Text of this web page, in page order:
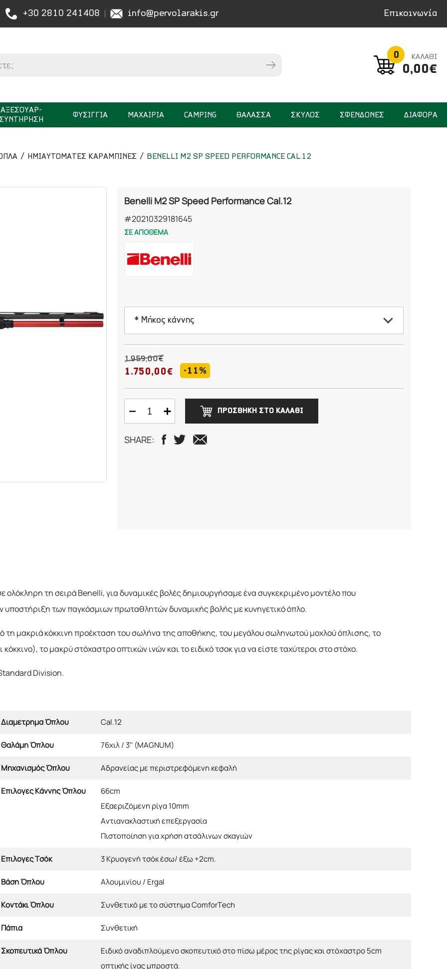
+30 2810 241408 info@pervolarakis.gr Επικοινωνία
0 ΚΑΛΑΘΙ
0,00€
ΑΞΕΣΟΥΑΡ-
ΦΥΣΙΓΓΙΑ ΜΑΧΑΙΡΙΑ CAMPING ΘΑΛΑΣΣΑ ΣΚΥΛΟΣ ΣΦΕΝΔΟΝΕΣ ΔΙΑΦΟΡΑ
ΗΜΙΑΥΤΟΜΑΤΕΣ ΚΑΡΑΜΠΙΝΕΣ BENELLI M2 SP SPEED PERFORMANCE CAL.12
Benelli M2 SP Speed Performance Cal.12
#20210329181645
ΣΕ ΑΠΟΘΕΜΑ
* Μήκος κάννης
61cm
66cm
1.959,00€
1.750,00€ -11%
ΠΡΟΣΘΗΚΗ ΣΤΟ ΚΑΛΑΘΙ
SHARE:
ολόκληρη τη σειρά Benelli, για δυναμικές βολές δημιουργήσαμε ένα συγκεκριμένο μοντέλο που
υποστήριξη των παγκόσμιων πρωταθλητών δυναμικής βολής με κυνηγετικό όπλο.
μακριά κόκκινη προέκταση του σωλήνα της αποθήκης, του μεγάλου σωληνωτού μοχλού όπλισης, το
το μακρύ στόχαστρο οπτικών ινών και το ειδικό τσοκ για να είστε ταχύτεροι στο στόχο.
Division.
Διαμέτρημα Όπλου Cal.12
Θαλάμη Όπλου 76χιλ / 3'' (MAGNUM)
Μηχανισμός Όπλου Αδρανείας με περιστρεφόμενη κεφαλή
Επιλογές Κάννης Όπλου
66cm
Εξαεριζόμενη ρίγα 10mm
Αντιανακλαστική επεξεργασία
Πιστοποίηση για χρήση ατσάλινων σκαγιών
Επιλογές Τσόκ 3 Κρυογενή τσόκ έσω/ έξω +2cm.
Βάση Όπλου Αλουμινίου / Ergal
Κοντάκι Όπλου Συνθετικό με το σύστημα ComforTech
Πάπια Συνθετική
Σκοπευτικά Όπλου
Ειδικό αναδιπλούμενο σκοπευτικό στο πίσω μέρος της ρίγας και στόχαστρο 5cm
οπτικής ίνας μπροστά.